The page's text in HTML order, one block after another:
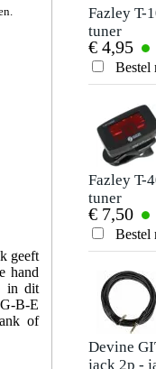
geeft
hand
in dit
B-E
of
Je beoordeling
Je ervaring
Verstuur
Er zijn nog
Fazley T-
tuner
€ 4,95
Bestel
Fazley T-
tuner
€ 7,50
Bestel
Devine
jack 2p -